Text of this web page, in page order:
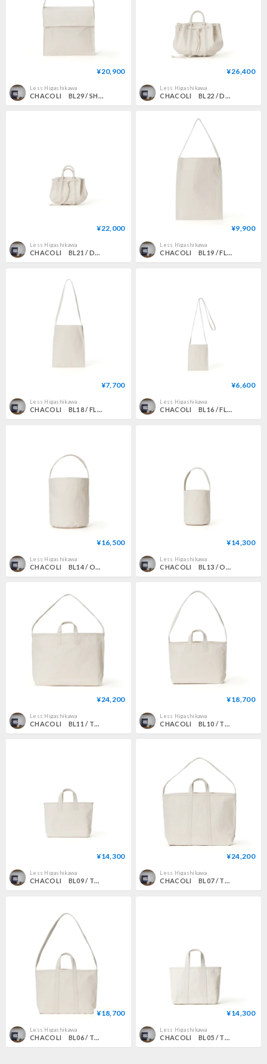
¥20,900
Less Higashikawa
CHACOLI BL29 / SHOULDER M NATURAL NATURAL
¥26,400
Less Higashikawa
CHACOLI BL22 / DRAWSTRING TOTE M NATURAL
¥22,000
Less Higashikawa
CHACOLI BL21 / DRAWSTRING TOTE S NATURAL
¥9,900
Less Higashikawa
CHACOLI BL19 / FLAT ONE SHOULDER L NATURAL
¥7,700
Less Higashikawa
CHACOLI BL18 / FLAT ONE SHOULDER M NATURAL
¥6,600
Less Higashikawa
CHACOLI BL16 / FLAT SHOULDER XS NATURAL
¥16,500
Less Higashikawa
¥14,300
Less Higashikawa
¥24,200
Less Higashikawa
CHACOLI BL11 / TOTE L NATURAL
¥18,700
Less Higashikawa
CHACOLI BL10 / TOTE M NATURAL
¥14,300
Less Higashikawa
CHACOLI BL09 / TOTE S NATURAL
¥24,200
Less Higashikawa
CHACOLI BL07 / TOTE L NATURAL
¥18,700
Less Higashikawa
CHACOLI BL06 / TOTE M NATURAL
¥14,300
Less Higashikawa
CHACOLI BL05 / TOTE S NATURAL